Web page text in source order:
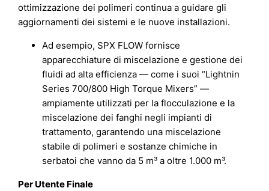
ottimizzazione dei polimeri continua a guidare gli
aggiornamenti dei sistemi e le nuove installazioni.
Ad esempio, SPX FLOW fornisce
apparecchiature di miscelazione e gestione dei
fluidi ad alta efficienza — come i suoi “Lightnin
Series 700/800 High Torque Mixers” —
ampiamente utilizzati per la flocculazione e la
miscelazione dei fanghi negli impianti di
trattamento, garantendo una miscelazione
stabile di polimeri e sostanze chimiche in
serbatoi che vanno da 5 m³ a oltre 1.000 m³.
Per Utente Finale